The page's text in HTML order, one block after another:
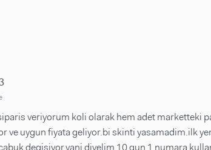
veriyorum koli olarak hem adet marketteki
ve uygun fiyata geliyor.bi skinti yasamadim.ilk
degisiyor.yani diyelim 10 gun 1 numara